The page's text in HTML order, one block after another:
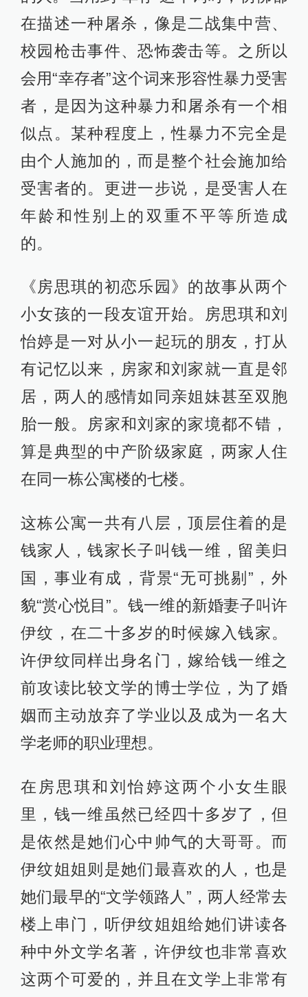
在描述一种屠杀，像是二战集中营、
校园枪击事件、恐怖袭击等。之所以
会用“幸存者”这个词来形容性暴力受害
者，是因为这种暴力和屠杀有一个相
似点。某种程度上，性暴力不完全是
由个人施加的，而是整个社会施加给
受害者的。更进一步说，是受害人在
年龄和性别上的双重不平等所造成
的。
《房思琪的初恋乐园》的故事从两个
小女孩的一段友谊开始。房思琪和刘
怡婷是一对从小一起玩的朋友，打从
有记忆以来，房家和刘家就一直是邻
居，两人的感情如同亲姐妹甚至双胞
胎一般。房家和刘家的家境都不错，
算是典型的中产阶级家庭，两家人住
在同一栋公寓楼的七楼。
这栋公寓一共有八层，顶层住着的是
钱家人，钱家长子叫钱一维，留美归
国，事业有成，背景“无可挑剔”，外
貌“赏心悦目”。钱一维的新婚妻子叫许
伊纹，在二十多岁的时候嫁入钱家。
许伊纹同样出身名门，嫁给钱一维之
前攻读比较文学的博士学位，为了婚
姻而主动放弃了学业以及成为一名大
学老师的职业理想。
在房思琪和刘怡婷这两个小女生眼
里，钱一维虽然已经四十多岁了，但
是依然是她们心中帅气的大哥哥。而
伊纹姐姐则是她们最喜欢的人，也是
她们最早的“文学领路人”，两人经常去
楼上串门，听伊纹姐姐给她们讲读各
种中外文学名著，许伊纹也非常喜欢
这两个可爱的，并且在文学上非常有